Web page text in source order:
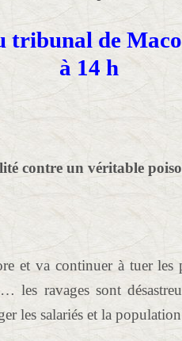
tribunal de
à 14 h
contre un véritable
et va continuer à tuer les
les ravages sont
les salariés et la